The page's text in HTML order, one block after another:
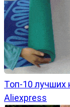
Топ-10 лучших
Aliexpress